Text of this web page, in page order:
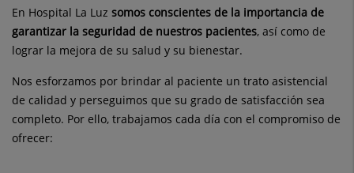
En Hospital La Luz somos conscientes de la importancia de
garantizar la seguridad de nuestros pacientes, así como de
lograr la mejora de su salud y su bienestar.
Nos esforzamos por brindar al paciente un trato asistencial
de calidad y perseguimos que su grado de satisfacción sea
completo. Por ello, trabajamos cada día con el compromiso de
ofrecer: